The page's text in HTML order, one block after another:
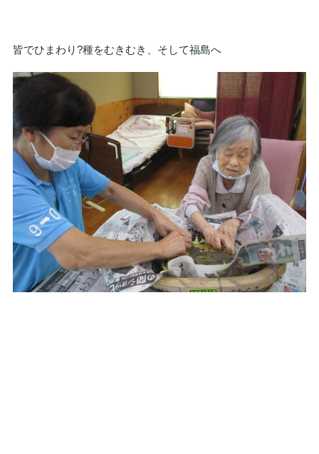
皆でひまわり?種をむきむき、そして福島へ